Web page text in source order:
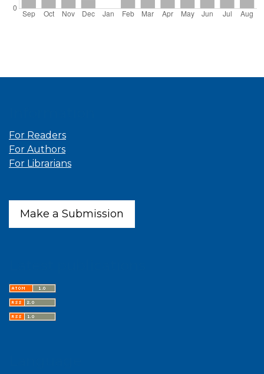
For Readers
For Authors
For Librarians
Make a Submission